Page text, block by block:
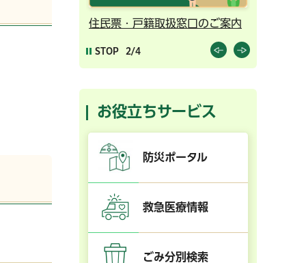
イン予約 住民票・戸籍取扱窓口のご案内
STOP 2/4
お役立ちサービス
防災ポータル
救急医療情報
ごみ分別検索